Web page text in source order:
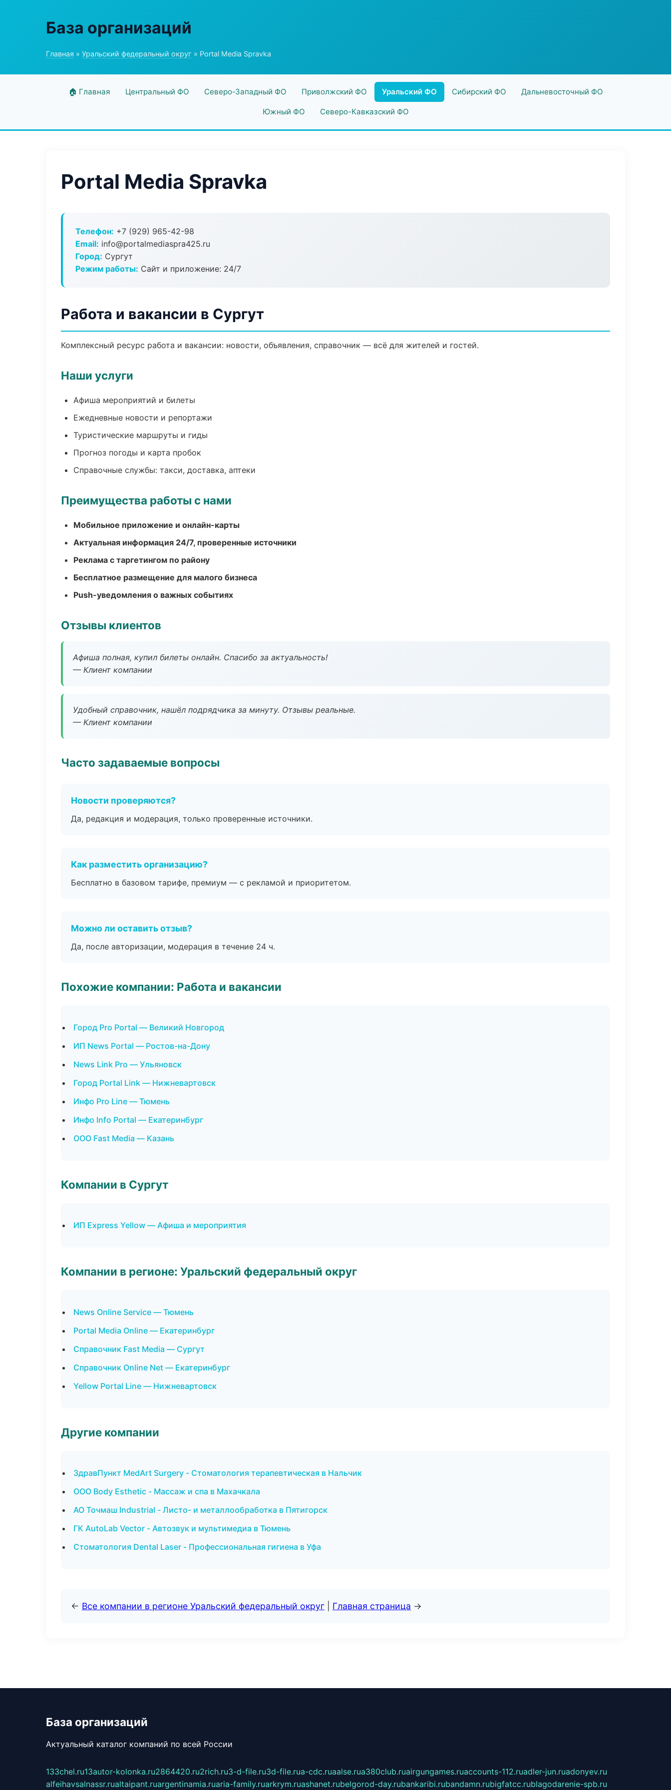
База организаций
Главная » Уральский федеральный округ » Portal Media Spravka
🏠 Главная Центральный ФО Северо-Западный ФО Приволжский ФО Уральский ФО Сибирский ФО Дальневосточный ФО
Южный ФО Северо-Кавказский ФО
Portal Media Spravka
Телефон: +7 (929) 965-42-98
Email: info@portalmediaspra425.ru
Город: Сургут
Режим работы: Сайт и приложение: 24/7
Работа и вакансии в Сургут
Комплексный ресурс работа и вакансии: новости, объявления, справочник — всё для жителей и гостей.
Наши услуги
Афиша мероприятий и билеты
Ежедневные новости и репортажи
Туристические маршруты и гиды
Прогноз погоды и карта пробок
Справочные службы: такси, доставка, аптеки
Преимущества работы с нами
Мобильное приложение и онлайн-карты
Актуальная информация 24/7, проверенные источники
Реклама с таргетингом по району
Бесплатное размещение для малого бизнеса
Push-уведомления о важных событиях
Отзывы клиентов
Афиша полная, купил билеты онлайн. Спасибо за актуальность!
— Клиент компании
Удобный справочник, нашёл подрядчика за минуту. Отзывы реальные.
— Клиент компании
Часто задаваемые вопросы
Новости проверяются?
Да, редакция и модерация, только проверенные источники.
Как разместить организацию?
Бесплатно в базовом тарифе, премиум — с рекламой и приоритетом.
Можно ли оставить отзыв?
Да, после авторизации, модерация в течение 24 ч.
Похожие компании: Работа и вакансии
Город Pro Portal — Великий Новгород
ИП News Portal — Ростов-на-Дону
News Link Pro — Ульяновск
Город Portal Link — Нижневартовск
Инфо Pro Line — Тюмень
Инфо Info Portal — Екатеринбург
ООО Fast Media — Казань
Компании в Сургут
ИП Express Yellow — Афиша и мероприятия
Компании в регионе: Уральский федеральный округ
News Online Service — Тюмень
Portal Media Online — Екатеринбург
Справочник Fast Media — Сургут
Справочник Online Net — Екатеринбург
Yellow Portal Line — Нижневартовск
Другие компании
ЗдравПункт MedArt Surgery - Стоматология терапевтическая в Нальчик
ООО Body Esthetic - Массаж и спа в Махачкала
АО Точмаш Industrial - Листо- и металлообработка в Пятигорск
ГК AutoLab Vector - Автозвук и мультимедиа в Тюмень
Стоматология Dental Laser - Профессиональная гигиена в Уфа
← Все компании в регионе Уральский федеральный округ Главная страница →
База организаций
Актуальный каталог компаний по всей России
133chel.ru13autor-kolonka.ru2864420.ru2rich.ru3-d-file.ru3d-file.rua-cdc.ruaalse.rua380club.ruairgungames.ruaccounts-112.ruadler-jun.ruadonyev.ru
alfeihavsalnassr.rualtaipant.ruargentinamia.ruaria-family.ruarkrym.ruashanet.rubelgorod-day.rubankaribi.rubandamn.rubigfatcc.rublagodarenie-spb.ru